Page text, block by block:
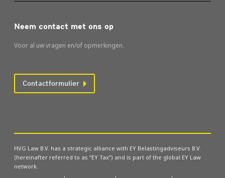
Neem contact met ons op
Voor al uw vragen en/of opmerkingen.
Contactformulier
HVG Law B.V. has a strategic alliance with EY Belastingadviseurs B.V.
(hereinafter referred to as “EY Tax”) and is part of the global EY Law
network.